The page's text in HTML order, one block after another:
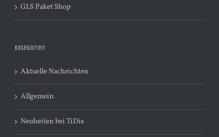
GLS Paket Shop
Kategorien
Aktuelle Nachrichten
Allgemein
Neuheiten bei TiDis